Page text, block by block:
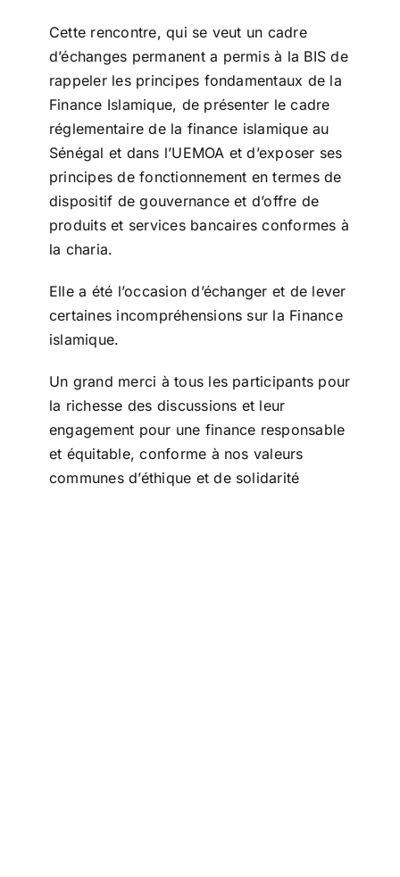
Cette rencontre, qui se veut un cadre
d’échanges permanent a permis à la BIS de
rappeler les principes fondamentaux de la
Finance Islamique, de présenter le cadre
réglementaire de la finance islamique au
Sénégal et dans l’UEMOA et d’exposer ses
principes de fonctionnement en termes de
dispositif de gouvernance et d’offre de
produits et services bancaires conformes à
la charia.
Elle a été l’occasion d’échanger et de lever
certaines incompréhensions sur la Finance
islamique.
Un grand merci à tous les participants pour
la richesse des discussions et leur
engagement pour une finance responsable
et équitable, conforme à nos valeurs
communes d’éthique et de solidarité